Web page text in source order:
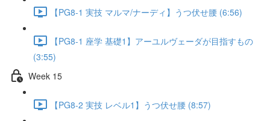
【PG8-1 実技 マルマ/ナーディ】うつ伏せ腰 (6:56)
【PG8-1 座学 基礎1】アーユルヴェーダが目指すもの
(3:55)
Week 15
【PG8-2 実技 レベル1】うつ伏せ腰 (8:57)